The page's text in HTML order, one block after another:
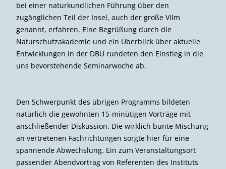
bei einer naturkundlichen Führung über den
zugänglichen Teil der Insel, auch der große Vilm
genannt, erfahren. Eine Begrüßung durch die
Naturschutzakademie und ein Überblick über aktuelle
Entwicklungen in der DBU rundeten den Einstieg in die
uns bevorstehende Seminarwoche ab.
Den Schwerpunkt des übrigen Programms bildeten
natürlich die gewohnten 15-minütigen Vorträge mit
anschließender Diskussion. Die wirklich bunte Mischung
an vertretenen Fachrichtungen sorgte hier für eine
spannende Abwechslung. Ein zum Veranstaltungsort
passender Abendvortrag von Referenten des Instituts